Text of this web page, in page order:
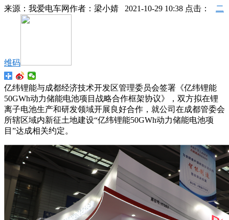
来源： 我爱电车网作者： 梁小婧 2021-10-29 10:38 点击： 二
维码
亿纬锂能与成都经济技术开发区管理委员会签署《亿纬锂能
50GWh动力储能电池项目战略合作框架协议》，双方拟在锂
离子电池生产和研发领域开展良好合作，就公司在成都管委会
所辖区域内新征土地建设“亿纬锂能50GWh动力储能电池项
目”达成相关约定。